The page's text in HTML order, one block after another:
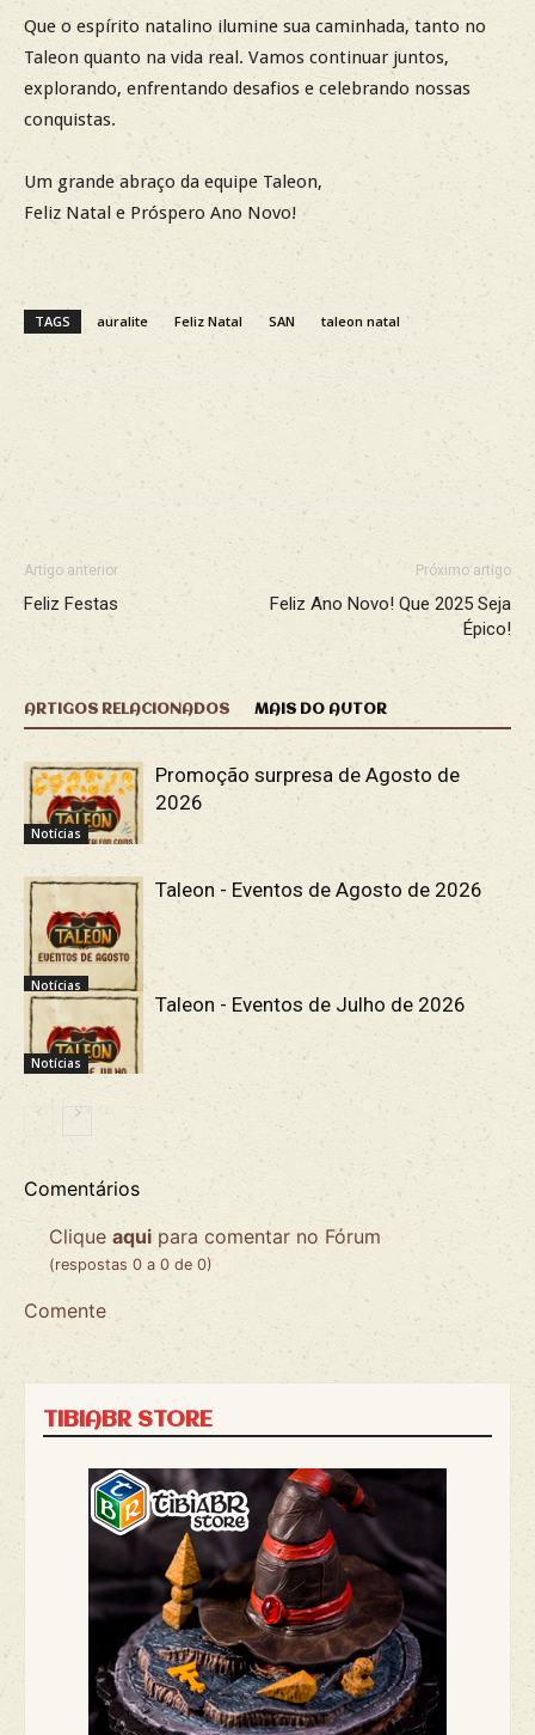
Que o espírito natalino ilumine sua caminhada, tanto no
Taleon quanto na vida real. Vamos continuar juntos,
explorando, enfrentando desafios e celebrando nossas
conquistas.
Um grande abraço da equipe Taleon,
Feliz Natal e Próspero Ano Novo!
TAGS auralite Feliz Natal SAN taleon natal
Facebook WhatsApp
Artigo anterior
Feliz Festas
Próximo artigo
Feliz Ano Novo! Que 2025 Seja
Épico!
ARTIGOS RELACIONADOS MAIS DO AUTOR
Notícias
Promoção surpresa de Agosto de
2026
Notícias
Taleon - Eventos de Agosto de 2026
Notícias
Taleon - Eventos de Julho de 2026
Comentários
Clique aqui para comentar no Fórum
(respostas 0 a 0 de 0)
Comente
TIBIABR STORE